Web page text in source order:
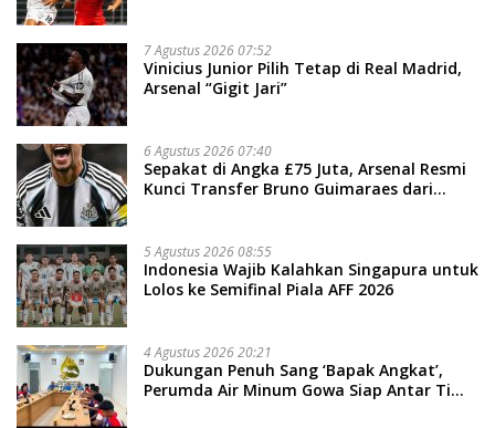
7 Agustus 2026 07:52
Vinicius Junior Pilih Tetap di Real Madrid,
Arsenal “Gigit Jari”
6 Agustus 2026 07:40
Sepakat di Angka £75 Juta, Arsenal Resmi
Kunci Transfer Bruno Guimaraes dari
5 Agustus 2026 08:55
Indonesia Wajib Kalahkan Singapura untuk
Lolos ke Semifinal Piala AFF 2026
4 Agustus 2026 20:21
Dukungan Penuh Sang ‘Bapak Angkat’,
Perumda Air Minum Gowa Siap Antar Tim